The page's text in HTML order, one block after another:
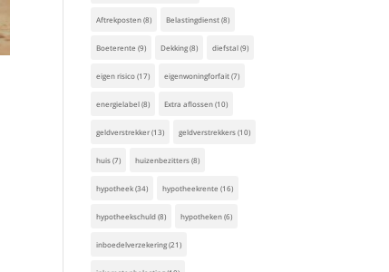
Aftrekposten(8) Belastingdienst(8)
Boeterente (9) Dekking(8) diefstal(9)
eigen risico(17) eigenwoningforfait(7)
energielabel(8) Extra aflossen(10)
geldverstrekker(13) geldverstrekkers(10)
huis(7) huizenbezitters(8)
hypotheek(34) hypotheekrente (16)
hypotheekschuld(8) hypotheken(6)
inboedelverzekering(21)